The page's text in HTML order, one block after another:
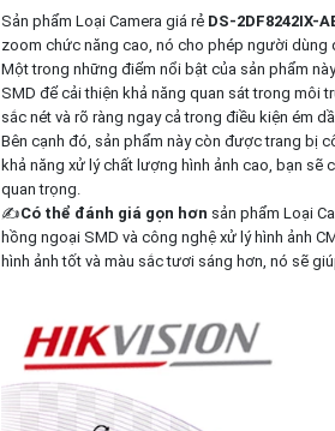
Sản phẩm Loại Camera giá rẻ DS-2DF8242IX-
zoom chức năng cao, nó cho phép người dùng
Một trong những điểm nổi bật của sản phẩm
SMD để cải thiện khả năng quan sát trong môi
sắc nét và rõ ràng ngay cả trong điều kiện ém
Bên cạnh đó, sản phẩm này còn được trang bị
khả năng xử lý chất lượng hình ảnh cao, bạn
quan trọng.
✍️Có thể đánh giá gọn hơn sản phẩm Loại
hồng ngoại SMD và công nghệ xử lý hình ảnh
hình ảnh tốt và màu sắc tươi sáng hơn, nó sẽ